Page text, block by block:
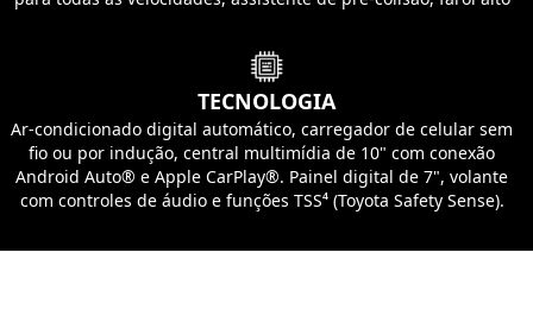
controle de direção.
TECNOLOGIA
Ar-condicionado digital automático, carregador de celular sem
fio ou por indução, central multimídia de 10" com conexão
Android Auto® e Apple CarPlay®. Painel digital de 7", volante
com controles de áudio e funções TSS⁴ (Toyota Safety Sense).